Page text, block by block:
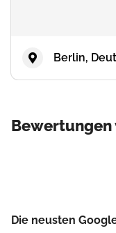
Berlin,
Bewertungen
Die neusten